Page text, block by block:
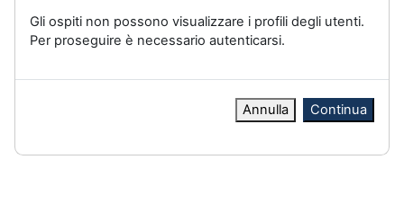
Gli ospiti non possono visualizzare i profili degli utenti.
Per proseguire è necessario autenticarsi.
Annulla Continua